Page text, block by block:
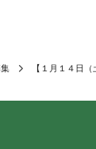
【１月１４日